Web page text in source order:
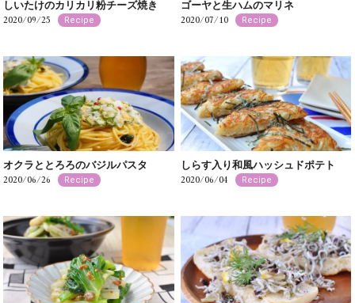
しいたけのカリカリ粉チーズ焼き
2020/09/25 Recipe
ゴーヤと生ハムのマリネ
2020/07/10 Recipe
オクラととろろのバジルパスタ
2020/06/26 Recipe
しらす入り和風ハッシュドポテト
2020/06/04 Recipe